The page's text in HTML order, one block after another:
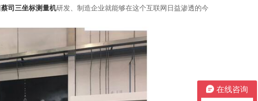
蔡司三坐标测量机研发、制造企业就能够在这个互联网日益渗透的今
在线咨询